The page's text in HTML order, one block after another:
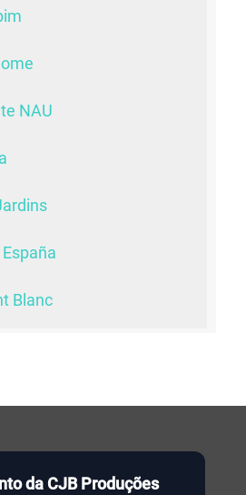
NAU
Blanc
da CJB Produções